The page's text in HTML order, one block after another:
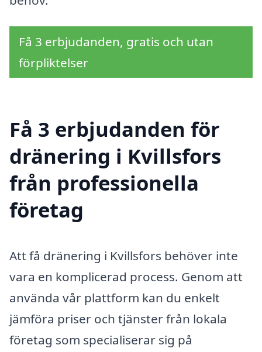
Få 3 erbjudanden, gratis och utan
förpliktelser
Få 3 erbjudanden för
dränering i Kvillsfors
från professionella
företag
Att få dränering i Kvillsfors behöver inte
vara en komplicerad process. Genom att
använda vår plattform kan du enkelt
jämföra priser och tjänster från lokala
företag som specialiserar sig på